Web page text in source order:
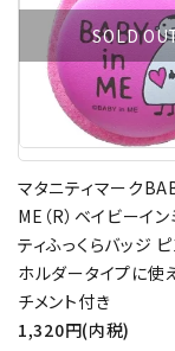
SOLD
マタニティマーク
ME（R）ベイビーイ
ティふっくらバッジ
ホルダータイプに使
チメント付き
1,320円(内税)